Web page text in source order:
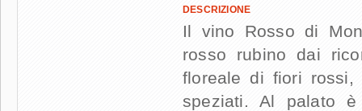
DESCRIZIONE
Il vino Rosso di
rosso rubino dai
floreale di fiori
speziati. Al palato